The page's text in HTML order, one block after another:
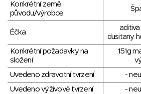
Konkrétní země
původu/výrobce
Éčka
dusitany
Konkrétní požadavky na
složení
151g
Uvedeno zdravotní tvrzení -
Uvedeno výživové tvrzení
-